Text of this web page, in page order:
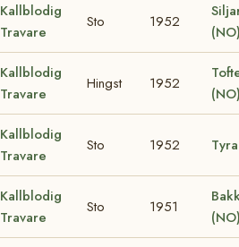
Kallblodig
Travare
Sto 1952
Kallblodig
Travare
Hingst 1952
Kallblodig
Travare
Sto 1952
Kallblodig
Travare
Sto 1951